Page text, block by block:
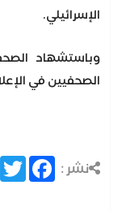
الإسرائيلي.
وباستشهاد
الصحفيين في
نشر :